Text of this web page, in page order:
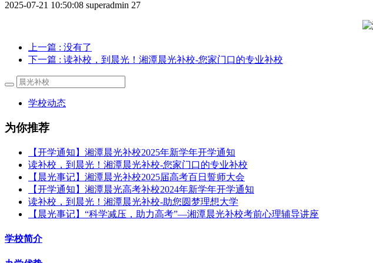
2025-07-21 10:50:08 superadmin 27
上一篇 : 没有了
下一篇 : 读补校，到晨光！湘潭晨光补校-您家门口的专业补校
学校动态
为你推荐
【开学通知】湘潭晨光补校2025年新学年开学通知
读补校，到晨光！湘潭晨光补校-您家门口的专业补校
【晨光事记】湘潭晨光补校2025届高考百日誓师大会
【开学通知】湘潭晨光高考补校2024年新学年开学通知
读补校，到晨光！湘潭晨光补校-助您圆梦理想大学
【晨光事记】“科学减压，助力高考”—湘潭晨光补校考前心理辅导讲座
学校简介